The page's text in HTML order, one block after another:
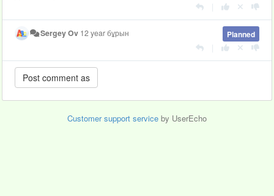
Planned
Sergey Ov 12 year бұрын
Customer support service by UserEcho